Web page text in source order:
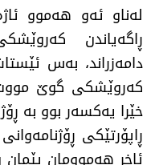
لەناو ئەو هەموو
ڕاگەیاندن
دامەزراند، بەس
کەروێشکی گوێ
خێرا یەکسەر بوو بە
ڕاپۆرتێکی
ئاخر هەموومان